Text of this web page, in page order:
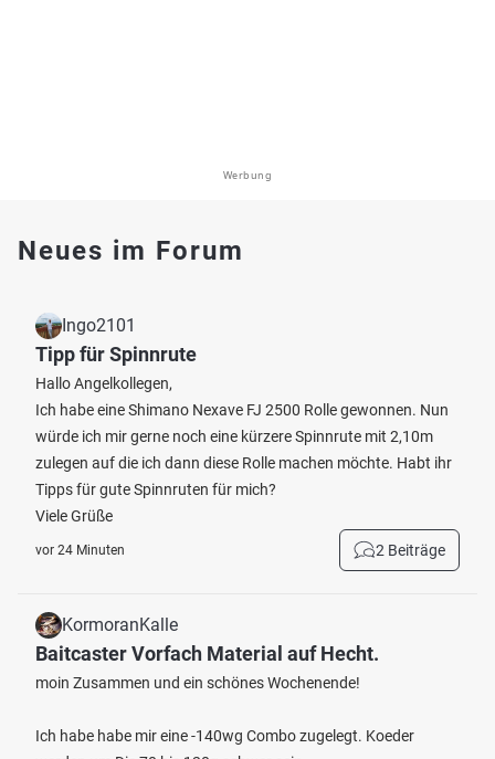
Werbung
Neues im Forum
Ingo2101
Tipp für Spinnrute
Hallo Angelkollegen,
Ich habe eine Shimano Nexave FJ 2500 Rolle gewonnen. Nun
würde ich mir gerne noch eine kürzere Spinnrute mit 2,10m
zulegen auf die ich dann diese Rolle machen möchte. Habt ihr
Tipps für gute Spinnruten für mich?
Viele Grüße
vor 24 Minuten 2 Beiträge
KormoranKalle
Baitcaster Vorfach Material auf Hecht.
moin Zusammen und ein schönes Wochenende!
Ich habe habe mir eine -140wg Combo zugelegt. Koeder